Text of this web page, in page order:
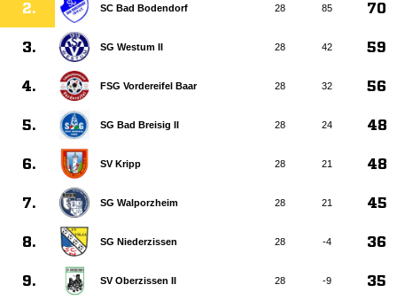
2. SC Bad Bodendorf 28 85 70
3. SG Westum II 28 42 59
4. FSG Vordereifel Baar 28 32 56
5. SG Bad Breisig II 28 24 48
6. SV Kripp 28 21 48
7. SG Walporzheim 28 21 45
8. SG Niederzissen 28 -4 36
9. SV Oberzissen II 28 -9 35